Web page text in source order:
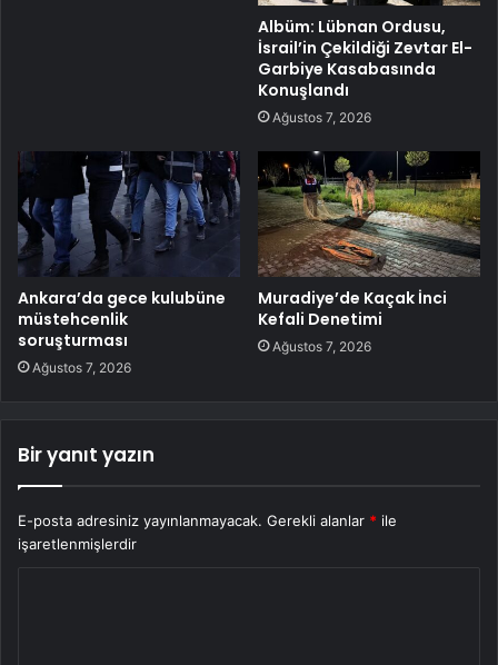
Albüm: Lübnan Ordusu,
İsrail’in Çekildiği Zevtar El-
Garbiye Kasabasında
Konuşlandı
Ağustos 7, 2026
Ankara’da gece kulubüne
müstehcenlik
soruşturması
Ağustos 7, 2026
Muradiye’de Kaçak İnci
Kefali Denetimi
Ağustos 7, 2026
Bir yanıt yazın
E-posta adresiniz yayınlanmayacak. Gerekli alanlar * ile
işaretlenmişlerdir